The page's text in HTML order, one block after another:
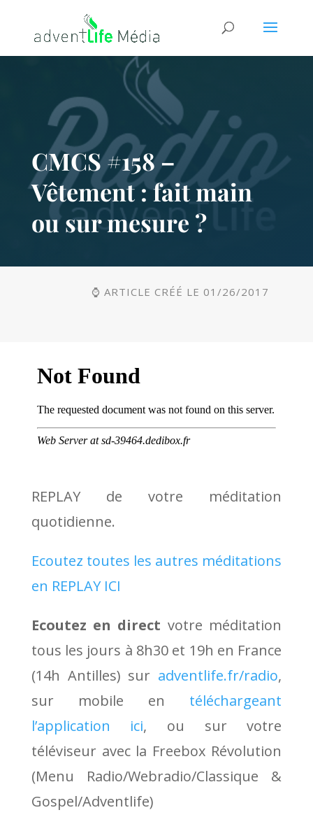
CMCS #158 –
Vêtement : fait main
ou sur mesure ?
⌚ ARTICLE CRÉÉ LE 01/26/2017
REPLAY de votre méditation
quotidienne.
Ecoutez toutes les autres méditations
en REPLAY ICI
Ecoutez en direct votre méditation
tous les jours à 8h30 et 19h en France
(14h Antilles) sur adventlife.fr/radio,
sur mobile en téléchargeant
l’application ici, ou sur votre
téléviseur avec la Freebox Révolution
(Menu Radio/Webradio/Classique &
Gospel/Adventlife)